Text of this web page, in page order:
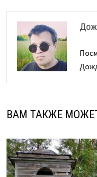
ВАМ ТАКЖЕ